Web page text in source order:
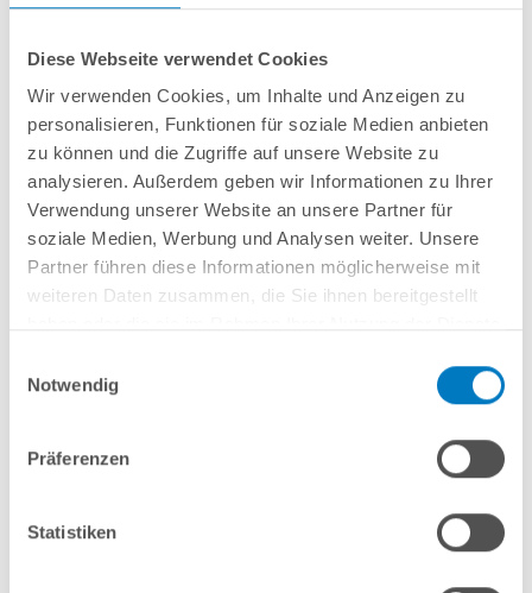
Diese Webseite verwendet Cookies
Wir verwenden Cookies, um Inhalte und Anzeigen zu
personalisieren, Funktionen für soziale Medien anbieten
zu können und die Zugriffe auf unsere Website zu
analysieren. Außerdem geben wir Informationen zu Ihrer
Verwendung unserer Website an unsere Partner für
soziale Medien, Werbung und Analysen weiter. Unsere
Partner führen diese Informationen möglicherweise mit
weiteren Daten zusammen, die Sie ihnen bereitgestellt
Notwendig
Präferenzen
Statistiken
9,99 € *
12,99 € *
inkl. gesetzlicher MwSt. zzgl. Versandkosten; ab 99,- frachtfrei
Lieferung in ca. 1-3 Arbeitstagen
Pufferlösung (50 ml) pH7 zum Kalibrieren der pH-Messsonde.
Vergleichen Merken
Anfrageformular